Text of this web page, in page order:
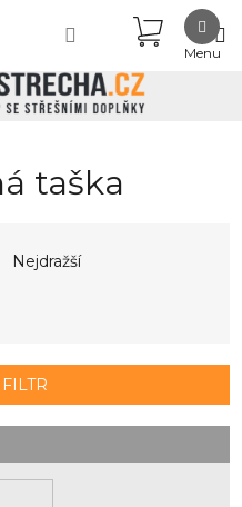
KOŠÍK
taška
Nejdražší